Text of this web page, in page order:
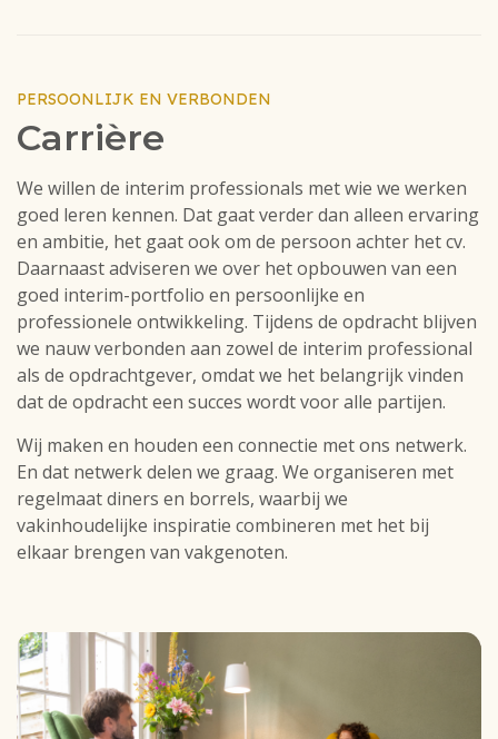
PERSOONLIJK EN VERBONDEN
Carrière
We willen de interim professionals met wie we werken
goed leren kennen. Dat gaat verder dan alleen ervaring
en ambitie, het gaat ook om de persoon achter het cv.
Daarnaast adviseren we over het opbouwen van een
goed interim-portfolio en persoonlijke en
professionele ontwikkeling. Tijdens de opdracht blijven
we nauw verbonden aan zowel de interim professional
als de opdrachtgever, omdat we het belangrijk vinden
dat de opdracht een succes wordt voor alle partijen.
Wij maken en houden een connectie met ons netwerk.
En dat netwerk delen we graag. We organiseren met
regelmaat diners en borrels, waarbij we
vakinhoudelijke inspiratie combineren met het bij
elkaar brengen van vakgenoten.